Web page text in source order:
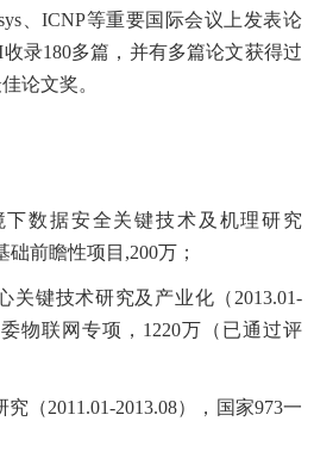
、ICNP等重要国际会议上发表论
录180多篇，并有多篇论文获得过
论文奖。
数据安全关键技术及机理研究
础前瞻性项目,200万；
关键技术研究及产业化（2013.01-
物联网专项，1220万（已通过评
（2011.01-2013.08），国家973一